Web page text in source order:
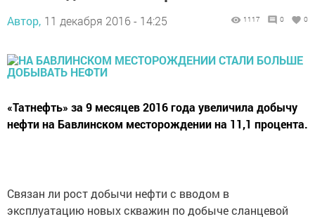
Автор, 11 декабря 2016 - 14:25 1117 0 0
«Татнефть» за 9 месяцев 2016 года увеличила добычу
нефти на Бавлинском месторождении на 11,1 процента.
Связан ли рост добычи нефти с вводом в
эксплуатацию новых скважин по добыче сланцевой